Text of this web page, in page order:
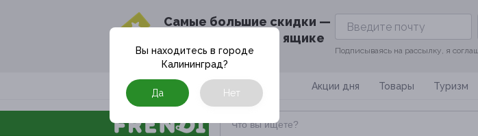
Cамые большие скидки —
в твоём почтовом ящике
Подписываясь на рассылку, я
Москва Акции дня Товары Туризм
Вы находитесь в городе
Калининград?
Да Нет